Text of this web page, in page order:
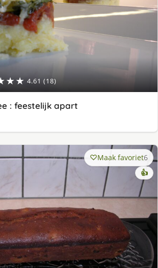
4.61 (18)
: feestelijk apart
Maak favoriet6
👍